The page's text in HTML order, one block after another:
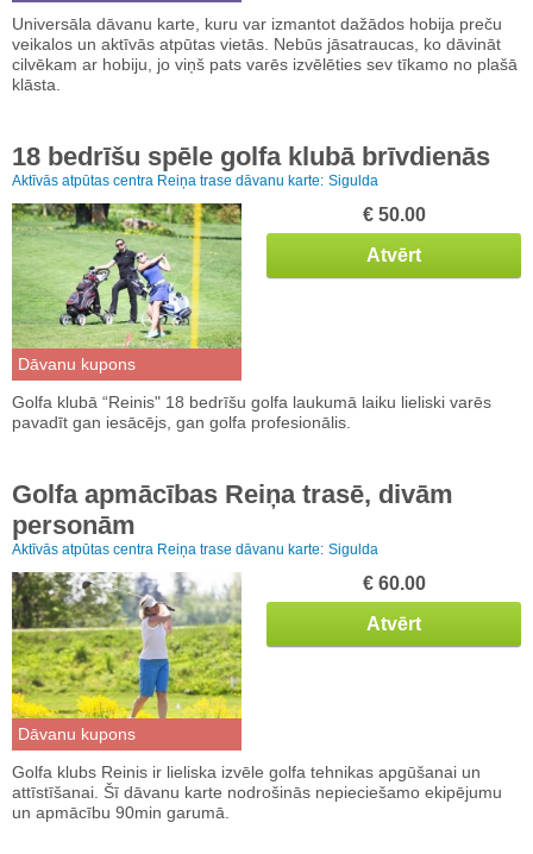
Universāla dāvanu karte, kuru var izmantot dažādos hobija preču
veikalos un aktīvās atpūtas vietās. Nebūs jāsatraucas, ko dāvināt
cilvēkam ar hobiju, jo viņš pats varēs izvēlēties sev tīkamo no plašā
klāsta.
18 bedrīšu spēle golfa klubā brīvdienās
Aktīvās atpūtas centra Reiņa trase dāvanu karte: Sigulda
Dāvanu kupons
€ 50.00
Atvērt
Golfa klubā “Reinis" 18 bedrīšu golfa laukumā laiku lieliski varēs
pavadīt gan iesācējs, gan golfa profesionālis.
Golfa apmācības Reiņa trasē, divām
personām
Aktīvās atpūtas centra Reiņa trase dāvanu karte: Sigulda
Dāvanu kupons
€ 60.00
Atvērt
Golfa klubs Reinis ir lieliska izvēle golfa tehnikas apgūšanai un
attīstīšanai. Šī dāvanu karte nodrošinās nepieciešamo ekipējumu
un apmācību 90min garumā.